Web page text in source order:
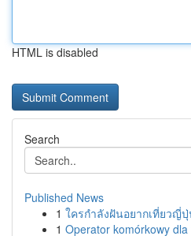
HTML is disabled
Search
Published News
1 ใครกำลังฝันอยากเที่ยวญี่
1 Operator komórkowy